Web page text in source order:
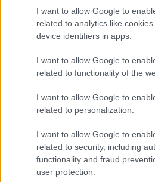
I want to allow Google to
related to analytics like
device identifiers in apps.
I want to allow Google to
related to functionality of the
I want to allow Google to
related to personalization.
I want to allow Google to
related to security, including
functionality and fraud
user protection.
rekordno število za en dan. O
okužb v enem dnevu poročajo
jih danes samo v zvezni državi
Umrlo je 13 ljudi, kar je prav
epidemije covida-19.
koronavirusno boleznijo 19v
1267 ljudi,s čimer je število